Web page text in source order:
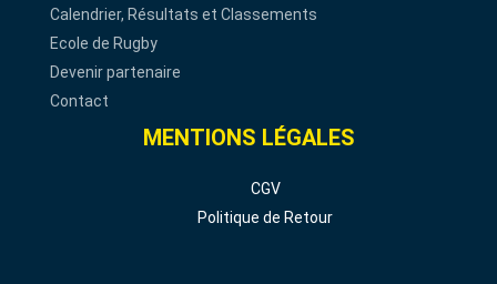
Calendrier, Résultats et Classements
Ecole de Rugby
Devenir partenaire
Contact
MENTIONS LÉGALES
CGV
Politique de Retour